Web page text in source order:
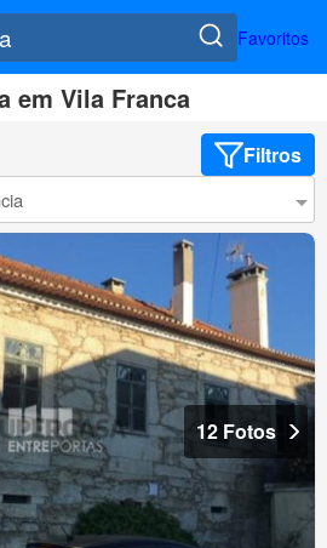
Favoritos
em Vila Franca
Filtros
12 Fotos